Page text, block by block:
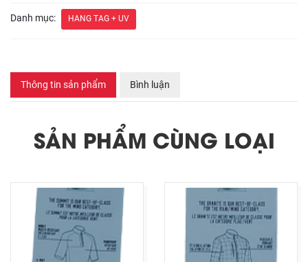
Danh mục: HANG TAG + UV
Thông tin sản phẩm Bình luận
SẢN PHẨM CÙNG LOẠI